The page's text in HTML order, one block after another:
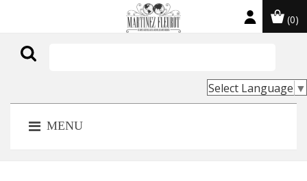
(0)
Select Language ▼
MENU